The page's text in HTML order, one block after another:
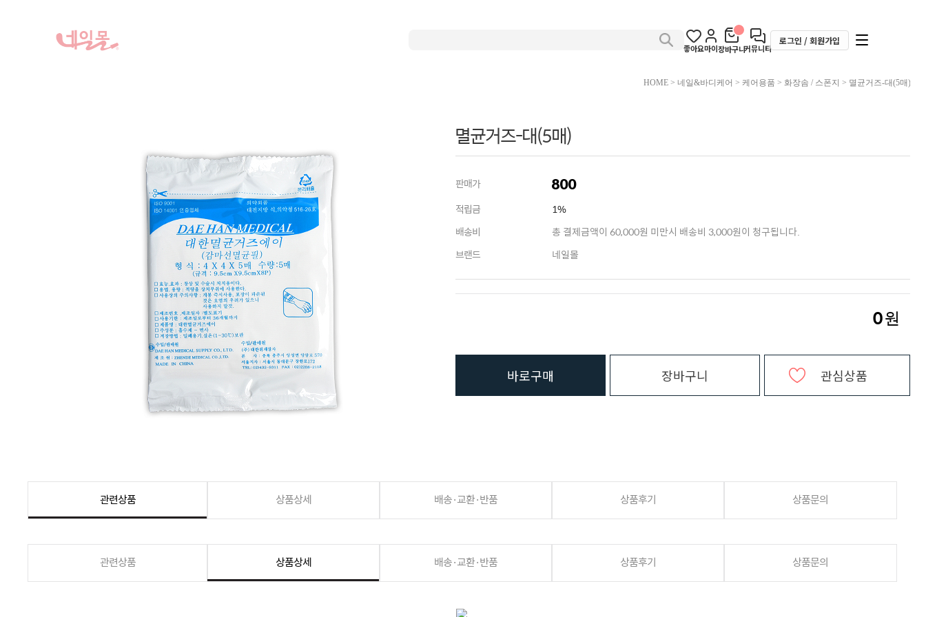
좋아요마이장바구니커뮤니티
로그인 / 회원가입
HOME> 네일&바디케어 > 케어용품 > 화장솜 / 스폰지 > 멸균거즈-대(5매)
멸균거즈-대(5매)
판매가 800
적립금
1%
배송비
총 결제금액이 60,000원 미만시 배송비 3,000원이 청구됩니다.
브랜드
네일몰
0원
바로구매 장바구니 관심상품
관련상품 상품상세 배송·교환·반품 상품후기 상품문의
관련상품 상품상세 배송·교환·반품 상품후기 상품문의